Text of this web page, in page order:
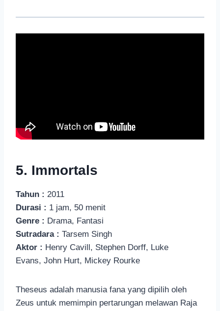
5. Immortals
Tahun : 2011
Durasi : 1 jam, 50 menit
Genre : Drama, Fantasi
Sutradara : Tarsem Singh
Aktor : Henry Cavill, Stephen Dorff, Luke
Evans, John Hurt, Mickey Rourke
Theseus adalah manusia fana yang dipilih oleh
Zeus untuk memimpin pertarungan melawan Raja